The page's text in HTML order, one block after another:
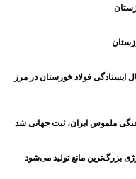
صنعت تا مسیر عشق؛ ۱۰ سال ایستادگی فولاد خوزستان در مرز
ملموس ایران، ثبت جهانی شد